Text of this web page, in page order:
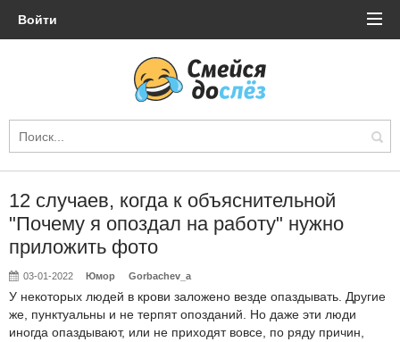
Войти
12 случаев, когда к объяснительной
"Почему я опоздал на работу" нужно
приложить фото
03-01-2022 Юмор Gorbachev_a
У некоторых людей в крови заложено везде опаздывать. Другие
же, пунктуальны и не терпят опозданий. Но даже эти люди
иногда опаздывают, или не приходят вовсе, по ряду причин,